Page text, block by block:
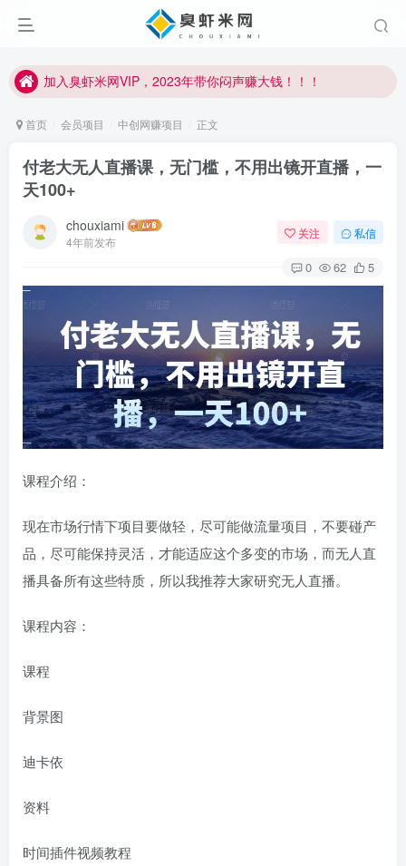
加入臭虾米网VIP，2023年带你闷声赚大钱！！！
加入臭虾米网VIP，2023年带你闷声赚大钱！！！
首页 会员项目 中创网赚项目 正文
付老大无人直播课，无门槛，不用出镜开直播，一
天100+
chouxiami
4年前发布
关注 私信
0 62 5
课程介绍：
现在市场行情下项目要做轻，尽可能做流量项目，不要碰产
品，尽可能保持灵活，才能适应这个多变的市场，而无人直
播具备所有这些特质，所以我推荐大家研究无人直播。
课程内容：
课程
背景图
迪卡依
资料
时间插件视频教程